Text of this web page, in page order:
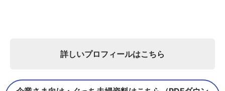
詳しいプロフィールはこちら